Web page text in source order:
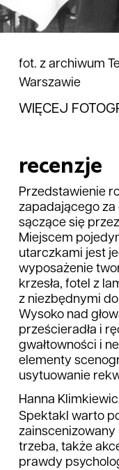
fot. z archiwum
Warszawie
WIĘCEJ
recenzje
Przedstawienie
zapadającego za
sączące się
Miejscem
utarczkami jest
wyposażenie
krzesła, fotel z
z niezbędnymi
Wysoko nad
prześcieradła i
gwałtowności i
elementy
usytuowanie
Hanna
Spektakl warto
trzeba, także
prawdy